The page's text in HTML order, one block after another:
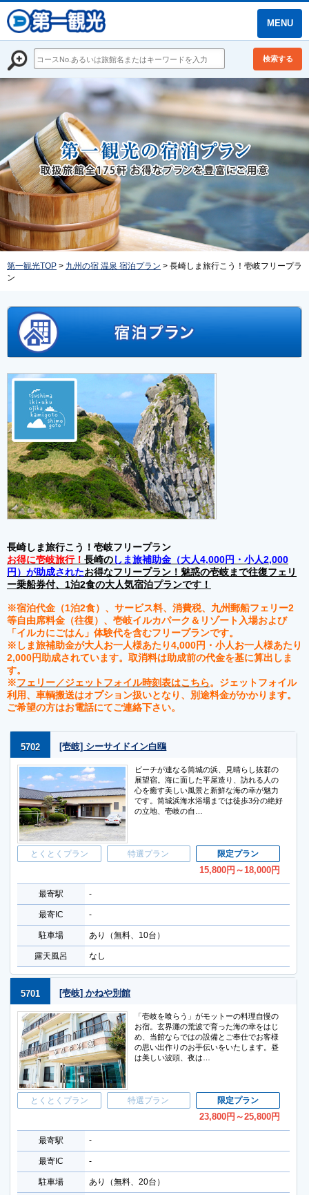
MENU
検索する
第一観光TOP > 九州の宿 温泉 宿泊プラン > 長崎しま旅行こう！壱岐フリープラ
ン
長崎しま旅行こう！壱岐フリープラン
お得に壱岐旅行！ 長崎のしま旅補助金（大人4,000円・小人2,000
円）が助成されたお得なフリープラン！魅惑の壱岐まで往復フェリ
ー乗船券付、1泊2食の大人気宿泊プランです！
※宿泊代金（1泊2食）、サービス料、消費税、九州郵船フェリー2
等自由席料金（往復）、壱岐イルカパーク＆リゾート入場および
「イルカにごはん」体験代を含むフリープランです。
※しま旅補助金が大人お一人様あたり4,000円・小人お一人様あたり
2,000円助成されています。取消料は助成前の代金を基に算出しま
す。
※フェリー／ジェットフォイル時刻表はこちら。ジェットフォイル
利用、車輌搬送はオプション扱いとなり、別途料金がかかります。
ご希望の方はお電話にてご連絡下さい。
5702 [壱岐] シーサイドイン白鴎
ビーチが連なる筒城の浜、見晴らし抜群の
展望宿。海に面した平屋造り、訪れる人の
心を癒す美しい風景と新鮮な海の幸が魅力
です。筒城浜海水浴場までは徒歩3分の絶好
の立地、壱岐の自…
とくとくプラン 特選プラン 限定プラン
15,800円 ～18,000円
最寄駅 -
最寄IC -
駐車場 あり（無料、10台）
露天風呂 なし
5701 [壱岐] かねや別館
「壱岐を喰らう」がモットーの料理自慢の
お宿。玄界灘の荒波で育った海の幸をはじ
め、当館ならではの設備とご奉仕でお客様
の思い出作りのお手伝いをいたします。昼
は美しい波頭、夜は…
とくとくプラン 特選プラン 限定プラン
23,800円 ～25,800円
最寄駅 -
最寄IC -
駐車場 あり（無料、20台）